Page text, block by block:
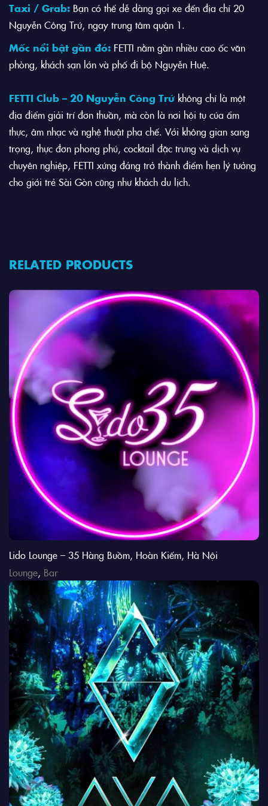
Taxi / Grab: Bạn có thể dễ dàng gọi xe đến địa chỉ 20
Nguyễn Công Trứ, ngay trung tâm quận 1.
Mốc nổi bật gần đó: FETTI nằm gần nhiều cao ốc văn
phòng, khách sạn lớn và phố đi bộ Nguyễn Huệ.
FETTI Club – 20 Nguyễn Công Trứ không chỉ là một
địa điểm giải trí đơn thuần, mà còn là nơi hội tụ của ẩm
thực, âm nhạc và nghệ thuật pha chế. Với không gian sang
trọng, thực đơn phong phú, cocktail đặc trưng và dịch vụ
chuyên nghiệp, FETTI xứng đáng trở thành điểm hẹn lý tưởng
cho giới trẻ Sài Gòn cũng như khách du lịch.
RELATED PRODUCTS
Lido Lounge – 35 Hàng Buồm, Hoàn Kiếm, Hà Nội
Lounge, Bar